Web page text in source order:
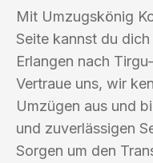
Mit Umzugskönig
Seite kannst du
Erlangen nach
Vertraue uns, wir
Umzügen aus und
und zuverlässigen
Sorgen um den